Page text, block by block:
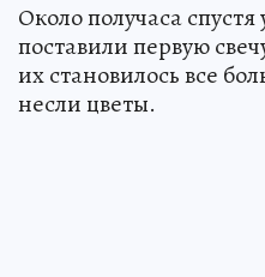
Около получаса спустя
поставили первую
их становилось все
несли цветы.